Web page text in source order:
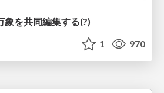
象を共同編集する(?)
1 970